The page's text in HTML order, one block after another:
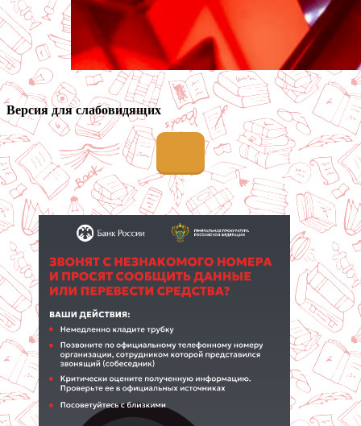
Версия для слабовидящих